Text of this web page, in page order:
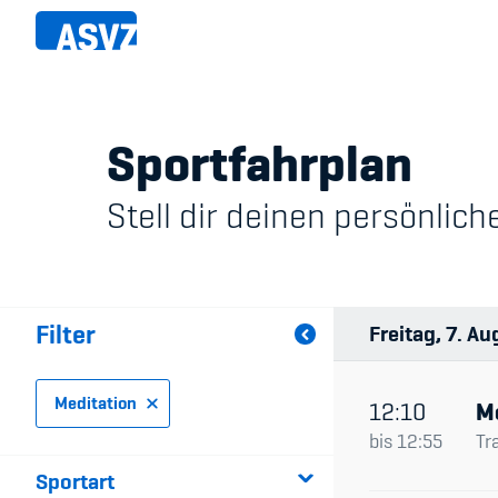
Direkt
zum
Sportfahrplan
Sportarten
Events
ASVZ@home
Sportfahrplan
Stell dir deinen
Filter
Meditation
Sportart
Freitag 7
12:10
bis 12:55